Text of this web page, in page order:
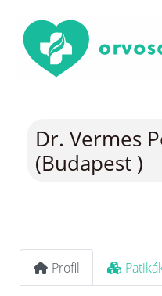
Dr. Vermes
(Budapest )
Profil